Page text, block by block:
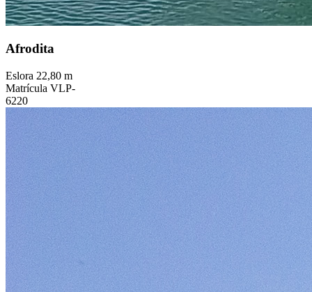
Afrodita
Eslora 22,80 m
Matrícula VLP-
6220